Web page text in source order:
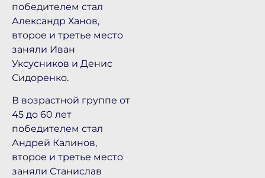
победителем стал
Александр Ханов,
второе и третье место
заняли Иван
Уксусников и Денис
Сидоренко.
В возрастной группе от
45 до 60 лет
победителем стал
Андрей Калинов,
второе и третье место
заняли Станислав